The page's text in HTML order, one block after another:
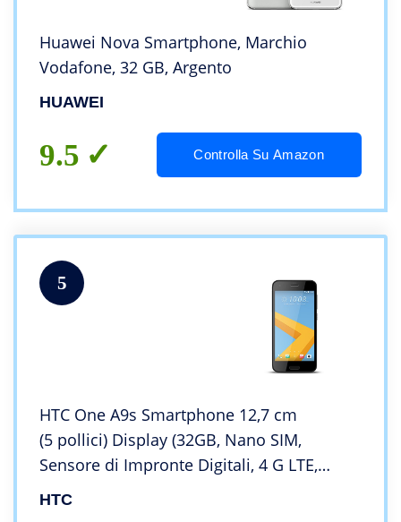
Huawei Nova Smartphone, Marchio
Vodafone, 32 GB, Argento
HUAWEI
9.5 Controlla Su Amazon
5
HTC One A9s Smartphone 12,7 cm
(5 pollici) Display (32GB, Nano SIM,
Sensore di Impronte Digitali, 4 G LTE,
13 MP fotocamera principale, Fotocamera
HTC